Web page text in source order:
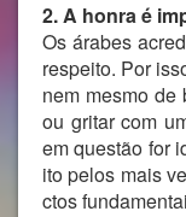
2. A honra é
Os árabes
respeito. Por
nem mesmo de
ou gritar com
em questão for
ito pelos mais
ctos